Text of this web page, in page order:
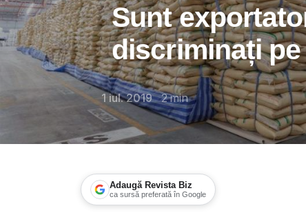
Sunt
discriminați
1 iul. 2019 2min
Adaugă Revista Biz
ca sursă preferată în Google